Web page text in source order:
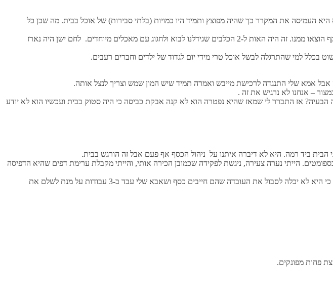
היא העמיסה את המקרר כך שהיה מפוצץ ותמיד היו כמויות (בלתי סבירות) של אוכל בבית. מה שכן כל
לזרוק אוכל היה אסור. אז פעם בכמה זמן, אמא שלי היתה מסדרת את המקרר וכל הגבינות ושאר המצרכים פגי התוקף הוצאו ממנו. זה היה האות ל-2 הכלבים שגידלנו לבוא ולחגוג עם מאכלים מיוחדים. לחם ישן היה נארז
בכלל למי שהתרגלה לבשל אוכל טרי מידי יום לגדוד של ילדים וחברים רעבים.
אבל אמא שלי התנגדה לרכישת מייבש ואמרה תמיד שיש המון שמש וצריך לנצל אותה.
– אנחנו לא נרגיש את זה .
אז התברר לי שמאז שהיא נפטרה הוא לא קנה אבקת כביסה כי היה סטוק בבית ועכשיו הוא לא יודע
ביד רמה. היא לא דיברה איתנו על ניהול הכסף אף פעם אבל זה הורגש בבית.
הייתי נערה צעירה, ניגשת לפקידה שכמובן הכירה אותי, והייתי מקבלת ערימת דפים שהיא הדפיסה
אני זוכרת שהיא היתה מספרת לי שהמשכנתא שהיא ואבא שלי לקחו בתחילת חייהם המשותפים עשתה אותה חולה כי היא לא יכלה לסבול את העובדה שהם חייבים כסף ושאבא שלי עבד ב-3 עבודות על מנת לשלם את